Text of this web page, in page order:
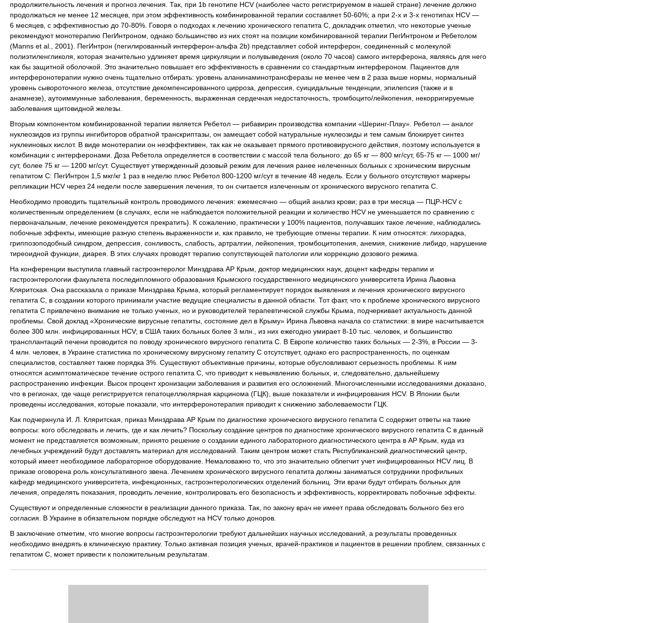
продолжительность лечения и прогноз лечения. Так, при 1b генотипе HCV (наиболее часто регистрируемом в нашей стране) лечение должно
продолжаться не менее 12 месяцев, при этом эффективность комбинированной терапии составляет 50-60%; а при 2-х и 3-х генотипах HCV —
6 месяцев, с эффективностью до 70-80%. Говоря о подходах к лечению хронического гепатита С, докладчик отметил, что некоторые ученые
рекомендуют монотерапию ПегИнтроном, однако большинство из них стоят на позиции комбинированной терапии ПегИнтроном и Ребетолом
(Manns et al., 2001). ПегИнтрон (пегилированный интерферон-альфа 2b) представляет собой интерферон, соединенный с молекулой
полиэтиленгликоля, которая значительно удлиняет время циркуляции и полувыведения (около 70 часов) самого интерферона, являясь для него
как бы защитной оболочкой. Это значительно повышает его эффективность в сравнении со стандартным интерфероном. Пациентов для
интерферонотерапии нужно очень тщательно отбирать: уровень аланинаминотрансферазы не менее чем в 2 раза выше нормы, нормальный
уровень сывороточного железа, отсутствие декомпенсированного цирроза, депрессия, суицидальные тенденции, эпилепсия (также и в
анамнезе), аутоиммунные заболевания, беременность, выраженная сердечная недостаточность, тромбоцито/лейкопения, некорригируемые
заболевания щитовидной железы.
Вторым компонентом комбинированной терапии является Ребетол — рибавирин производства компании «Шеринг-Плау». Ребетол — аналог
нуклеозидов из группы ингибиторов обратной транскриптазы, он замещает собой натуральные нуклеозиды и тем самым блокирует синтез
нуклеиновых кислот. В виде монотерапии он неэффективен, так как не оказывает прямого противовирусного действия, поэтому используется в
комбинации с интерферонами. Доза Ребетола определяется в соответствии с массой тела больного: до 65 кг — 800 мг/сут, 65-75 кг — 1000 мг/
сут, более 75 кг — 1200 мг/сут. Существует утвержденный дозовый режим для лечения ранее нелеченных больных с хроническим вирусным
гепатитом С: ПегИнтрон 1,5 мкг/кг 1 раз в неделю плюс Ребетол 800-1200 мг/сут в течение 48 недель. Если у больного отсутствуют маркеры
репликации HCV через 24 недели после завершения лечения, то он считается излеченным от хронического вирусного гепатита С.
Необходимо проводить тщательный контроль проводимого лечения: ежемесячно — общий анализ крови; раз в три месяца — ПЦР-HCV с
количественным определением (в случаях, если не наблюдается положительной реакции и количество HCV не уменьшается по сравнению с
первоначальным, лечение рекомендуется прекратить). К сожалению, практически у 100% пациентов, получавших такое лечение, наблюдались
побочные эффекты, имеющие разную степень выраженности и, как правило, не требующие отмены терапии. К ним относятся: лихорадка,
гриппозоподобный синдром, депрессия, сонливость, слабость, артралгии, лейкопения, тромбоцитопения, анемия, снижение либидо, нарушение
тиреоидной функции, диарея. В этих случаях проводят терапию сопутствующей патологии или коррекцию дозового режима.
На конференции выступила главный гастроэнтеролог Минздрава АР Крым, доктор медицинских наук, доцент кафедры терапии и
гастроэнтерологии факультета последипломного образования Крымского государственного медицинского университета Ирина Львовна
Кляритская. Она рассказала о приказе Минздрава Крыма, который регламентирует порядок выявления и лечения хронического вирусного
гепатита С, в создании которого принимали участие ведущие специалисты в данной области. Тот факт, что к проблеме хронического вирусного
гепатита С привлечено внимание не только ученых, но и руководителей терапевтической службы Крыма, подчеркивает актуальность данной
проблемы. Свой доклад «Хронические вирусные гепатиты, состояние дел в Крыму» Ирина Львовна начала со статистики: в мире насчитывается
более 300 млн. инфицированных HCV; в США таких больных более 3 млн., из них ежегодно умирает 8-10 тыс. человек, и большинство
трансплантаций печени проводится по поводу хронического вирусного гепатита С. В Европе количество таких больных — 2-3%, в России — 3-
4 млн. человек, в Украине статистика по хроническому вирусному гепатиту С отсутствует, однако его распространенность, по оценкам
специалистов, составляет также порядка 3%. Существуют объективные причины, которые обусловливают серьезность проблемы. К ним
относятся асимптоматическое течение острого гепатита С, что приводит к невыявлению больных, и, следовательно, дальнейшему
распространению инфекции. Высок процент хронизации заболевания и развития его осложнений. Многочисленными исследованиями доказано,
что в регионах, где чаще регистрируется гепатоцеллюлярная карцинома (ГЦК), выше показатели и инфицирования HCV. В Японии были
проведены исследования, которые показали, что интерферонотерапия приводит к снижению заболеваемости ГЦК.
Как подчеркнула И. Л. Кляритская, приказ Минздрава АР Крым по диагностике хронического вирусного гепатита С содержит ответы на такие
вопросы: кого обследовать и лечить, где и как лечить? Поскольку создание центров по диагностике хронического вирусного гепатита С в данный
момент не представляется возможным, принято решение о создании единого лабораторного диагностического центра в АР Крым, куда из
лечебных учреждений будут доставлять материал для исследований. Таким центром может стать Республиканский диагностический центр,
который имеет необходимое лабораторное оборудование. Немаловажно то, что это значительно облегчит учет инфицированных HCV лиц. В
приказе оговорена роль консультативного звена. Лечением хронического вирусного гепатита должны заниматься сотрудники профильных
кафедр медицинского университета, инфекционных, гастроэнтерологических отделений больниц. Эти врачи будут отбирать больных для
лечения, определять показания, проводить лечение, контролировать его безопасность и эффективность, корректировать побочные эффекты.
Существуют и определенные сложности в реализации данного приказа. Так, по закону врач не имеет права обследовать больного без его
согласия. В Украине в обязательном порядке обследуют на HCV только доноров.
В заключение отметим, что многие вопросы гастроэнтерологии требуют дальнейших научных исследований, а результаты проведенных
необходимо внедрять в клиническую практику. Только активная позиция ученых, врачей-практиков и пациентов в решении проблем, связанных с
гепатитом С, может привести к положительным результатам.